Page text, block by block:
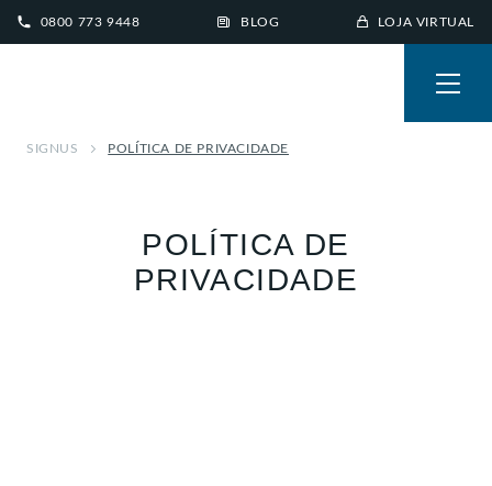
0800 773 9448 BLOG LOJA VIRTUAL
SIGNUS POLÍTICA DE PRIVACIDADE
POLÍTICA DE
PRIVACIDADE